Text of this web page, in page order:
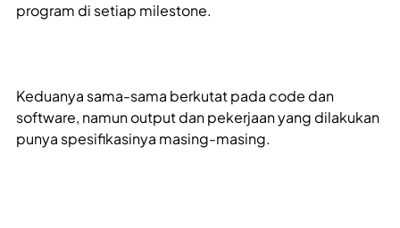
program di setiap milestone.
Keduanya sama-sama berkutat pada code dan
software, namun output dan pekerjaan yang dilakukan
punya spesifikasinya masing-masing.